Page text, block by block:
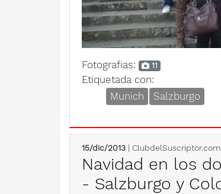
Fotografias: 11
Etiquetada con:
Munich
Salzburgo
15/dic/2013 | ClubdelSuscriptor.com
Navidad en los
- Salzburgo y